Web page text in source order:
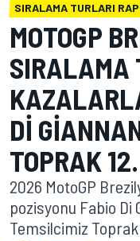
SIRALAMA TURLARI
MOTOGP
SIRALAMA
DI
TOPRAK
2026 MotoGP
pozisyonu Fabio Di
Temsilcimiz Toprak